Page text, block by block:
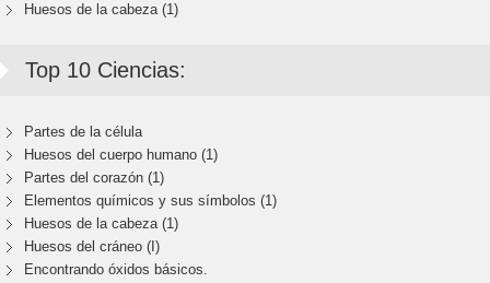
Huesos de la cabeza (1)
Top 10 Ciencias:
Partes de la célula
Huesos del cuerpo humano (1)
Partes del corazón (1)
Elementos químicos y sus símbolos (1)
Huesos de la cabeza (1)
Huesos del cráneo (I)
Encontrando óxidos básicos.